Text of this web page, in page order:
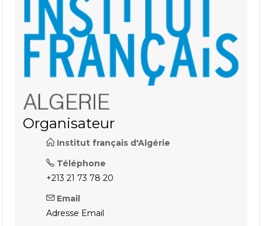
Organisateur
Institut français d'Algérie
Téléphone
+213 21 73 78 20
Email
Adresse Email